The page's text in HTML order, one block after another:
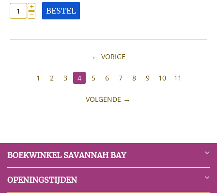
+
− BESTEL
VORIGE
1 2 3 4 5 6 7 8 9 10 11
VOLGENDE
BOEKWINKEL SAVANNAH BAY
OPENINGSTIJDEN